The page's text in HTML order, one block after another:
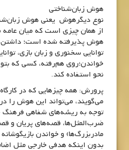
هوش زبان‌شناختی
نوع دیگرهوش یعنی هوش
از همان چیزی است که میان
هوش پذیرفته شده است؛ داشتن
توانایی سخنوری و زبان بازی،
خواندن؛روی هم‌رفته، کسی که
نحو استفاده کند.
پرورش: همه چیزهایی که در
می‌گویند، می‌تواند این هوش را
توجه به ریشه‌های شفاهی فرهنگ
ضرب‌المثل‌ها، قصه‌های پریان و
مادربزرگ‌ها) و خواندن
بدون اینکه هدفی خارجی مثل